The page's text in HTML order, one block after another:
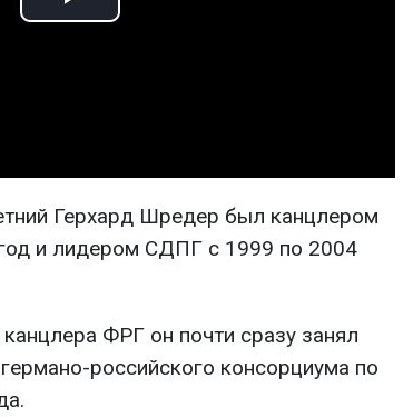
Play
Герхард Шредер был канцлером
и лидером СДПГ с 1999 по 2004
ФРГ он почти сразу занял
российского консорциума по